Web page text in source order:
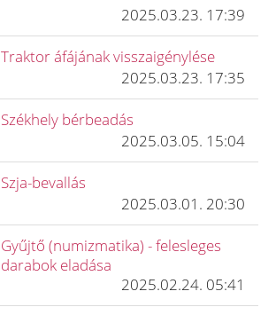
2025.03.23. 17:39
Traktor áfájának visszaigénylése
2025.03.23. 17:35
Székhely bérbeadás
2025.03.05. 15:04
Szja-bevallás
2025.03.01. 20:30
Gyűjtő (numizmatika) - felesleges
darabok eladása
2025.02.24. 05:41